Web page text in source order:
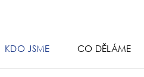
KDO JSME CO DĚLÁME